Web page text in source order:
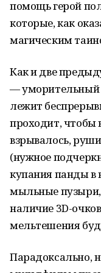
помощь герой
которые, как
магическим
Как и две
— уморительный
лежит
проходит, чтобы
взрывалось,
(нужное
купания панды в
мыльные
наличие 3D-
мельтешения
Парадоксально,